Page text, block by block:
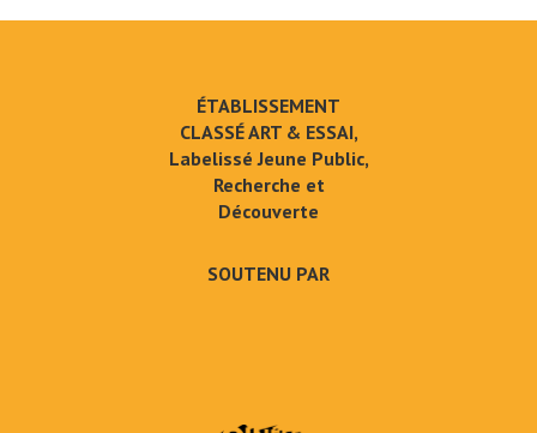
ÉTABLISSEMENT
CLASSÉ ART & ESSAI,
Labelissé Jeune Public,
Recherche et
Découverte
SOUTENU PAR